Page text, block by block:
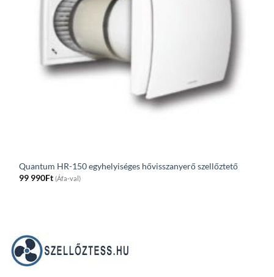
Quantum HR-150 egyhelyiséges hővisszanyerő szellőztető
99 990Ft (Áfa-val)